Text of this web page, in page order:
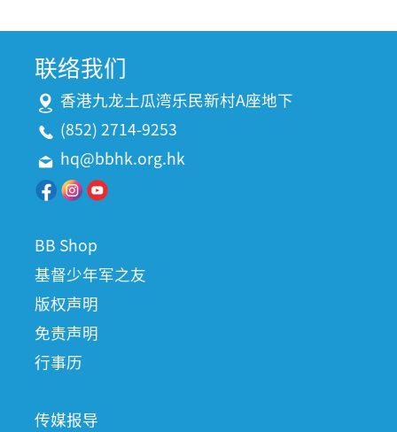
联络我们
香港九龙土瓜湾乐民新村A座地下
(852) 2714-9253
hq@bbhk.org.hk
BB Shop
基督少年军之友
版权声明
免责声明
行事历
传媒报导